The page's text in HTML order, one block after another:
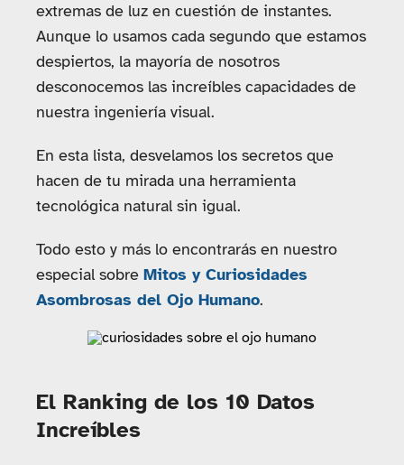
extremas de luz en cuestión de instantes.
Aunque lo usamos cada segundo que estamos
despiertos, la mayoría de nosotros
desconocemos las increíbles capacidades de
nuestra ingeniería visual.
En esta lista, desvelamos los secretos que
hacen de tu mirada una herramienta
tecnológica natural sin igual.
Todo esto y más lo encontrarás en nuestro
especial sobre Mitos y Curiosidades
Asombrosas del Ojo Humano.
El Ranking de los 10 Datos
Increíbles